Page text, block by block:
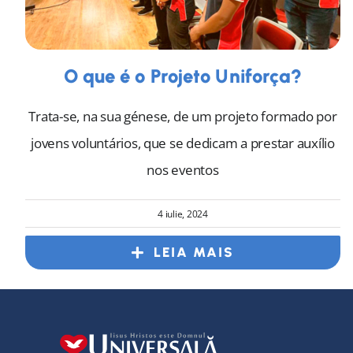
O que é o Projeto Uniforça?
Trata-se, na sua génese, de um projeto formado por
jovens voluntários, que se dedicam a prestar auxílio
nos eventos
4 iulie, 2024
LEIA MAIS